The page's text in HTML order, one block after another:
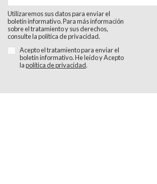
Utilizaremos sus datos para enviar el
boletín informativo. Para más información
sobre el tratamiento y sus derechos,
consulte la política de privacidad.
Acepto el tratamiento para enviar el
boletín informativo. He leído y Acepto
lapolítica de privacidad.